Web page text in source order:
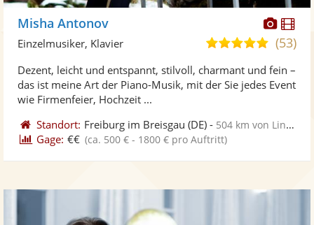
Fotos
Misha Antonov
5,0
5
(53)
Einzelmusiker, Klavier
Dezent, leicht und entspannt, stilvoll, charmant und fein –
das ist meine Art der Piano-Musik, mit der Sie jedes Event
wie Firmenfeier, Hochzeit ...
Standort: Freiburg im Breisgau (DE) - 504 km von Lingen
Gage: €€ (ca. 500 € - 1800 € pro Auftritt)